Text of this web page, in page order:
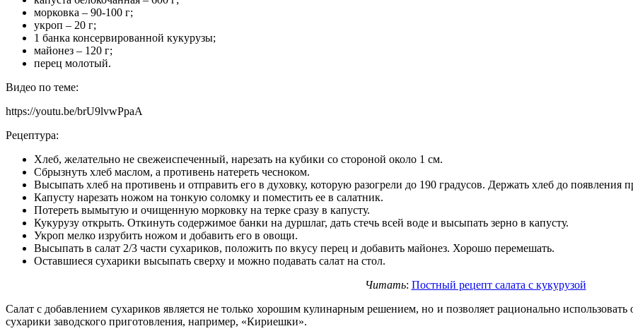
морковка – 90-100 г;
укроп – 20 г;
1 банка консервированной кукурузы;
майонез – 120 г;
перец молотый.
Видео по теме:
https://youtu.be/brU9lvwPpaA
Рецептура:
Хлеб, желательно не свежеиспеченный, нарезать на кубики со стороной около 1 см.
Сбрызнуть хлеб маслом, а противень натереть чесноком.
Высыпать хлеб на противень и отправить его в духовку, которую разогрели до 190 градусов. Держать хлеб до появления
Капусту нарезать ножом на тонкую соломку и поместить ее в салатник.
Потереть вымытую и очищенную морковку на терке сразу в капусту.
Кукурузу открыть. Откинуть содержимое банки на дуршлаг, дать стечь всей воде и высыпать зерно в капусту.
Укроп мелко изрубить ножом и добавить его в овощи.
Высыпать в салат 2/3 части сухариков, положить по вкусу перец и добавить майонез. Хорошо перемешать.
Оставшиеся сухарики высыпать сверху и можно подавать салат на стол.
Читать: Постный рецепт салата с кукурузой
Салат с добавлением сухариков является не только хорошим кулинарным решением, но и позволяет рационально
сухарики заводского приготовления, например, «Кириешки».